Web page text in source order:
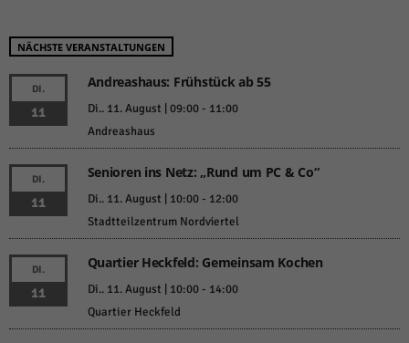
NÄCHSTE VERANSTALTUNGEN
DI.
11
Andreashaus: Frühstück ab 55
Di.. 11. August | 09:00- 11:00
Andreashaus
DI.
11
Senioren ins Netz: „Rund um PC & Co“
Di.. 11. August | 10:00- 12:00
Stadtteilzentrum Nordviertel
DI.
11
Quartier Heckfeld: Gemeinsam Kochen
Di.. 11. August | 10:00- 14:00
Quartier Heckfeld